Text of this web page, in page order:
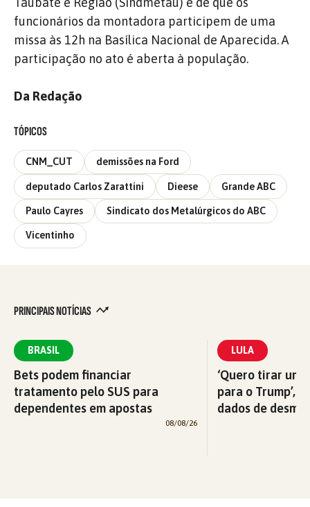
funcionários da montadora participem de uma
missa às 12h na Basílica Nacional de Aparecida. A
participação no ato é aberta à população.
Da Redação
TÓPICOS
CNM_CUT demissões na Ford
deputado Carlos Zarattini Dieese Grande ABC
Paulo Cayres Sindicato dos Metalúrgicos do ABC
Vicentinho
PRINCIPAIS NOTÍCIAS
BRASIL
Bets podem financiar
tratamento pelo SUS para
dependentes em apostas
08/08/26
LULA
‘Quero tirar
para o Trump’,
dados de